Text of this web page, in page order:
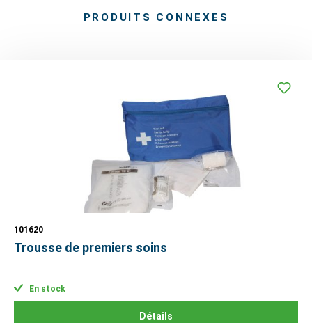
PRODUITS CONNEXES
101620
Trousse de premiers soins
En stock
Détails